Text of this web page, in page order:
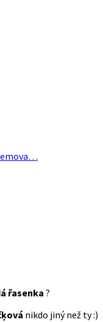
řasenka ?
nikdo jiný než ty :)